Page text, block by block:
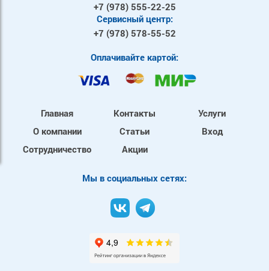
+7 (978) 555-22-25
Сервисный центр:
+7 (978) 578-55-52
Оплачивайте картой:
Главная
О компании
Сотрудничество
Контакты
Статьи
Акции
Услуги
Вход
Mы в социальных сетях: